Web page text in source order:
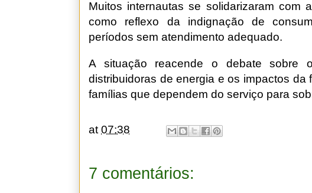
Muitos internautas se solidarizaram com
como reflexo da indignação de
períodos sem atendimento adequado.
A situação reacende o debate sobre
distribuidoras de energia e os impactos da
famílias que dependem do serviço para
at07:38
7 comentários: